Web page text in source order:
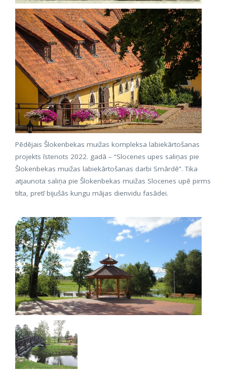
Pēdējais Šlokenbekas muižas kompleksa labiekārtošanas
projekts īstenots 2022. gadā – “Slocenes upes saliņas pie
Šlokenbekas muižas labiekārtošanas darbi Smārdē”. Tika
atjaunota saliņa pie Šlokenbekas muižas Slocenes upē pirms
tilta, pretī bijušās kungu mājas dienvidu fasādei.